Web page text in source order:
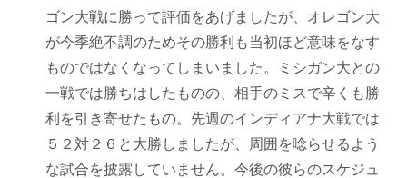
ゴン大戦に勝って評価をあげましたが、オレゴン大
が今季絶不調のためその勝利も当初ほど意味をなす
ものではなくなってしまいました。ミシガン大との
一戦では勝ちはしたものの、相手のミスで辛くも勝
利を引き寄せたもの。先週のインディアナ大戦では
５２対２６と大勝しましたが、周囲を唸らせるよう
な試合を披露していません。今後の彼らのスケジュ